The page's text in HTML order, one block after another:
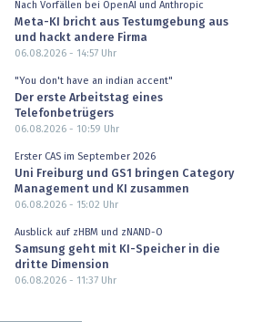
Nach Vorfällen bei OpenAI und Anthropic
Meta-KI bricht aus Testumgebung aus
und hackt andere Firma
06.08.2026 - 14:57Uhr
"You don't have an indian accent"
Der erste Arbeitstag eines
Telefonbetrügers
06.08.2026 - 10:59 Uhr
Erster CAS im September 2026
Uni Freiburg und GS1 bringen Category
Management und KI zusammen
06.08.2026 - 15:02 Uhr
Ausblick auf zHBM und zNAND-O
Samsung geht mit KI-Speicher in die
dritte Dimension
06.08.2026 - 11:37Uhr